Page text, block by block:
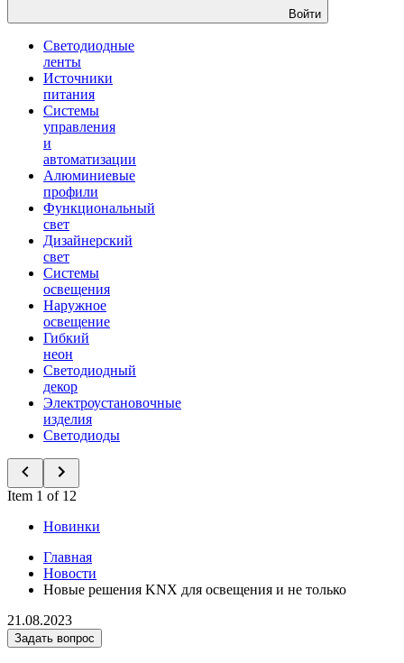
Войти
Светодиодные
ленты
Источники
питания
Системы
управления
и
автоматизации
Алюминиевые
профили
Функциональный
свет
Дизайнерский
свет
Системы
освещения
Наружное
освещение
Гибкий
неон
Светодиодный
декор
Электроустановочные
изделия
Светодиоды
Item 1 of 12
Новинки
Главная
Новости
Новые решения KNX для освещения и не только
21.08.2023
Задать вопрос